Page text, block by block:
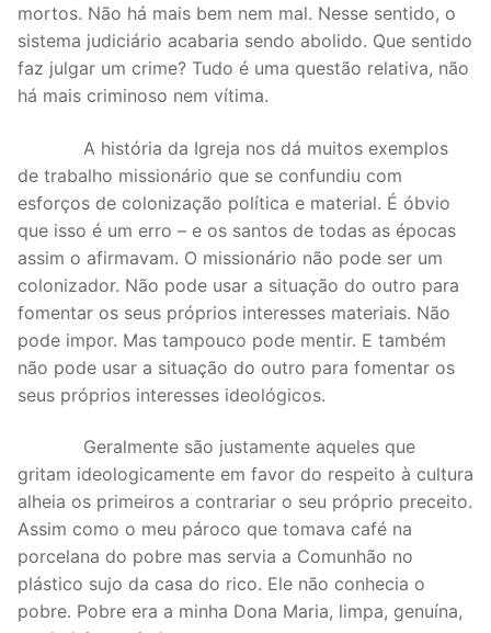
mortos. Não há mais bem nem mal. Nesse sentido, o
sistema judiciário acabaria sendo abolido. Que sentido
faz julgar um crime? Tudo é uma questão relativa, não
há mais criminoso nem vítima.
A história da Igreja nos dá muitos exemplos
de trabalho missionário que se confundiu com
esforços de colonização política e material. É óbvio
que isso é um erro – e os santos de todas as épocas
assim o afirmavam. O missionário não pode ser um
colonizador. Não pode usar a situação do outro para
fomentar os seus próprios interesses materiais. Não
pode impor. Mas tampouco pode mentir. E também
não pode usar a situação do outro para fomentar os
seus próprios interesses ideológicos.
Geralmente são justamente aqueles que
gritam ideologicamente em favor do respeito à cultura
alheia os primeiros a contrariar o seu próprio preceito.
Assim como o meu pároco que tomava café na
porcelana do pobre mas servia a Comunhão no
plástico sujo da casa do rico. Ele não conhecia o
pobre. Pobre era a minha Dona Maria, limpa, genuína,